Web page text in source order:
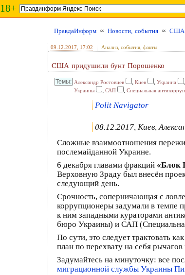
18+
ПравдаИнформ ≈ Новости, события ≈ США
09.12.2017 , 17:02 Анализ, события, факты
США придушили бунт Порошенко
Александр Ростовцев , Киев , Украина ,
Украины
, САП , Специальная
Polit Navigator
08.12.2017, Киев,
Сложные взаимоотношения
послемайданной Украине.
6 декабря главами фракций «Блок
Верховную Зраду был внесён
следующий день.
Срочность, соперничающая с
коррупционеры задумали в темпе
к ним западными кураторами
бюро Украины) и САП (Специальная
По сути, это следует трактовать
план по перехвату на себя
Задумайтесь на минуточку: все
миграционной службы Украины